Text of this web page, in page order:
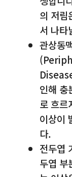
의 저림
서 나타
관상동
인해 충
로 흐르
이상이
다.
전두엽
두엽 부